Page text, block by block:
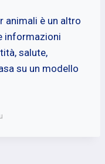
animali è un altro
informazioni
salute,
su un modello